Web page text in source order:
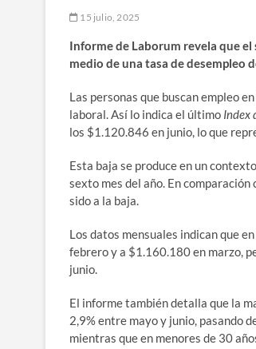
15 julio, 2025
Informe de Laborum revela que
medio de una tasa de desempleo
Las personas que buscan empleo
laboral. Así lo indica el último Index
los $1.120.846 en junio, lo que
Esta baja se produce en un
sexto mes del año. En
sido a la baja.
Los datos mensuales indican que
febrero y a $1.160.180 en marzo,
junio.
El informe también detalla que la
2,9% entre mayo y junio, pasando
mientras que en menores de 30